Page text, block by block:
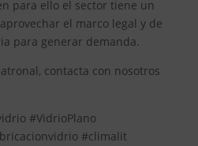
para ello el sector tiene un
el marco legal y de
para generar demanda.
contacta con nosotros
#VidrioPlano
#climalit